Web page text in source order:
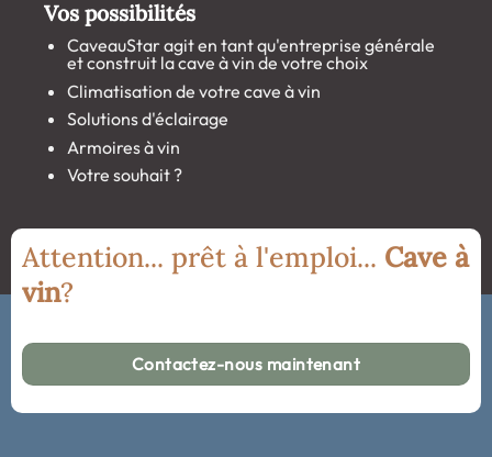
Vos possibilités
CaveauStar agit en tant qu'entreprise générale
et construit la cave à vin de votre choix
Climatisation de votre cave à vin
Solutions d'éclairage
Armoires à vin
Votre souhait ?
Attention... prêt à l'emploi... Cave à
vin?
Contactez-nous maintenant